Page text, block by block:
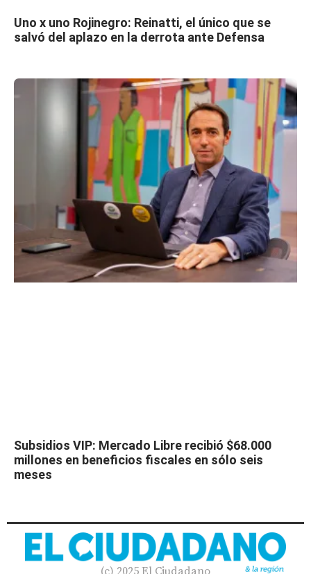
Uno x uno Rojinegro: Reinatti, el único que se
salvó del aplazo en la derrota ante Defensa
Subsidios VIP: Mercado Libre recibió $68.000
millones en beneficios fiscales en sólo seis
meses
(c) 2025 El Ciudadano